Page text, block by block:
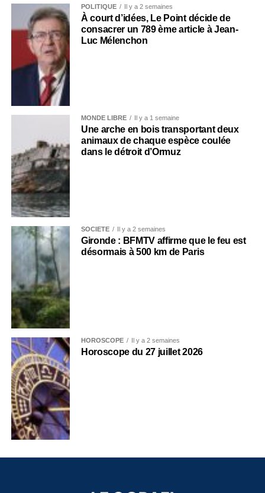
POLITIQUE Il y a 2 semaines
À court d’idées, Le Point décide de
consacrer un 789 ème article à Jean-
Luc Mélenchon
MONDE LIBRE Il y a 1 semaine
Une arche en bois transportant deux
animaux de chaque espèce coulée
dans le détroit d’Ormuz
SOCIÉTÉ Il y a 2 semaines
Gironde : BFMTV affirme que le feu est
désormais à 500 km de Paris
HOROSCOPE Il y a 2 semaines
Horoscope du 27 juillet 2026